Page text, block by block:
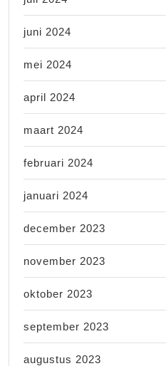
juni 2024
mei 2024
april 2024
maart 2024
februari 2024
januari 2024
december 2023
november 2023
oktober 2023
september 2023
augustus 2023